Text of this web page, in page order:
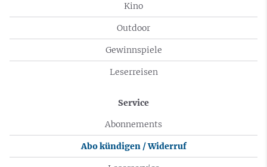
Kino
Outdoor
Gewinnspiele
Leserreisen
Service
Abonnements
Abo kündigen / Widerruf